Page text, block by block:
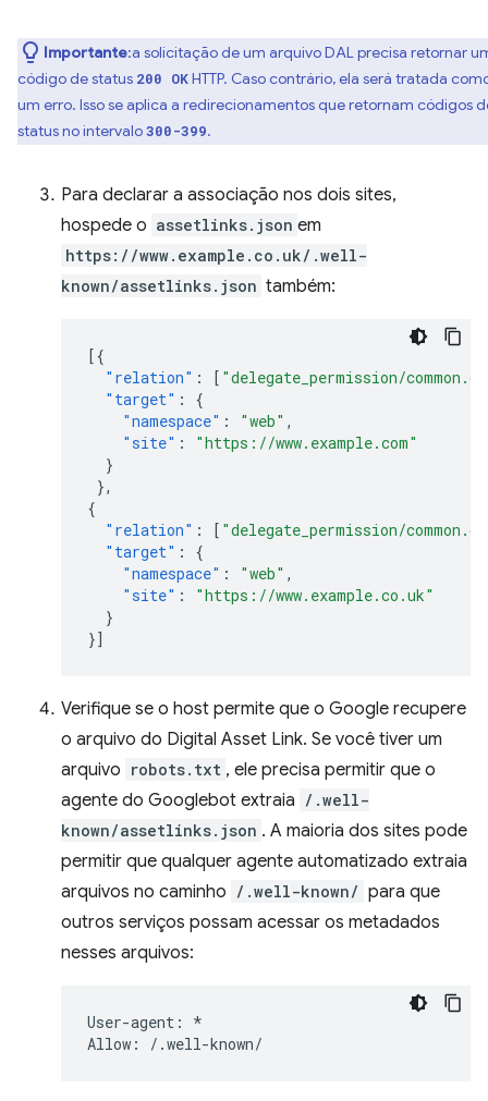
Importante:a solicitação de um arquivo DAL precisa retornar
código de status 200 OKHTTP. Caso contrário, ela será tratada
um erro. Isso se aplica a redirecionamentos que retornam códigos
status no intervalo300-399.
Para declarar a associação nos dois sites,
hospede o assetlinks.json em
https://www.example.co.uk/.well-
known/assetlinks.json também:
[{
"relation" : [ "delegate_permission/
"target" :
{
"namespace" : "web" ,
"site" :
"https://www.example.com"
}
},
{
"relation" : [ "delegate_permission/
"target" :
{
"namespace" : "web" ,
"site" :
"https://www.example.co.uk"
}
}]
Verifique se o host permite que o Google recupere
o arquivo do Digital Asset Link. Se você tiver um
arquivo robots.txt , ele precisa permitir que o
agente do Googlebot extraia /.well-
known/assetlinks.json . A maioria dos sites pode
permitir que qualquer agente automatizado extraia
arquivos no caminho /.well-known/ para que
outros serviços possam acessar os metadados
nesses arquivos:
User-agent: *